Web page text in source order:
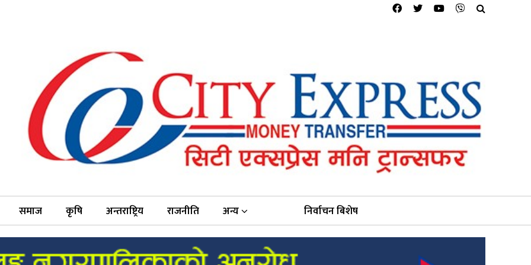
समाज कृषि अन्तराष्ट्रिय राजनीति अन्य निर्वाचन बिशेष